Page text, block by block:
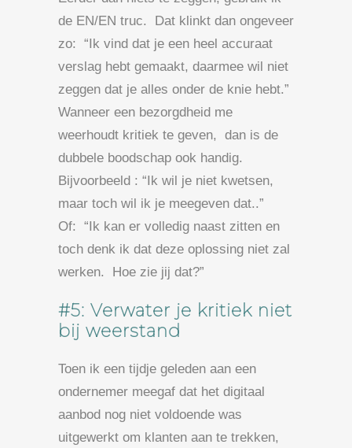
de EN/EN truc. Dat klinkt dan ongeveer
zo: “Ik vind dat je een heel accuraat
verslag hebt gemaakt, daarmee wil niet
zeggen dat je alles onder de knie hebt.”
Wanneer een bezorgdheid me
weerhoudt kritiek te geven, dan is de
dubbele boodschap ook handig.
Bijvoorbeeld : “Ik wil je niet kwetsen,
maar toch wil ik je meegeven dat..”
Of: “Ik kan er volledig naast zitten en
toch denk ik dat deze oplossing niet zal
werken. Hoe zie jij dat?”
#5: Verwater je kritiek niet
bij weerstand
Toen ik een tijdje geleden aan een
ondernemer meegaf dat het digitaal
aanbod nog niet voldoende was
uitgewerkt om klanten aan te trekken,